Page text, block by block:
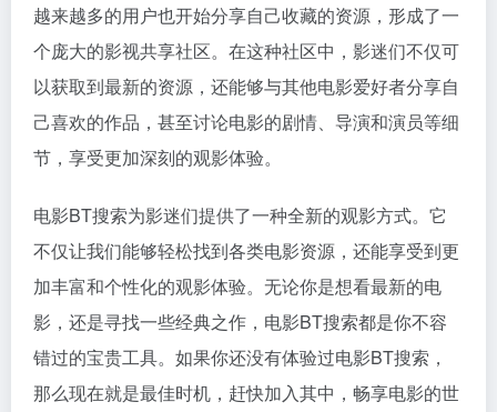
越来越多的用户也开始分享自己收藏的资源，形成了一
个庞大的影视共享社区。在这种社区中，影迷们不仅可
以获取到最新的资源，还能够与其他电影爱好者分享自
己喜欢的作品，甚至讨论电影的剧情、导演和演员等细
节，享受更加深刻的观影体验。
电影BT搜索为影迷们提供了一种全新的观影方式。它
不仅让我们能够轻松找到各类电影资源，还能享受到更
加丰富和个性化的观影体验。无论你是想看最新的电
影，还是寻找一些经典之作，电影BT搜索都是你不容
错过的宝贵工具。如果你还没有体验过电影BT搜索，
那么现在就是最佳时机，赶快加入其中，畅享电影的世